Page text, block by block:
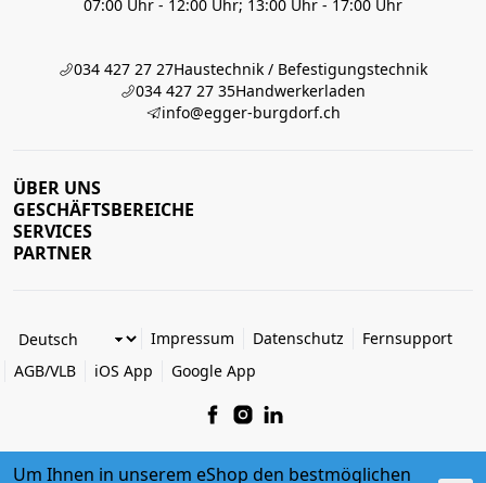
07:00 Uhr - 12:00 Uhr; 13:00 Uhr - 17:00 Uhr
034 427 27 27Haustechnik / Befestigungstechnik
034 427 27 35Handwerkerladen
info@egger-burgdorf.ch
ÜBER UNS
GESCHÄFTSBEREICHE
SERVICES
PARTNER
Impressum Datenschutz
Fernsupport
AGB/VLB
iOS App Google App
Um Ihnen in unserem eShop den bestmöglichen